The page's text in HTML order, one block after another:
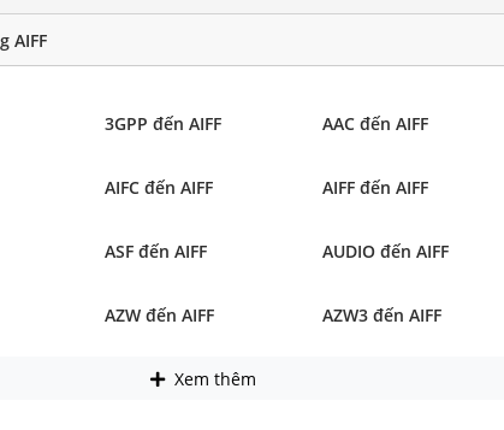
AIFF
3GPP đến AIFF AAC đến AIFF
AIFC đến AIFF AIFF đến AIFF
ASF đến AIFF AUDIO đến AIFF
AZW đến AIFF AZW3 đến AIFF
Xem thêm